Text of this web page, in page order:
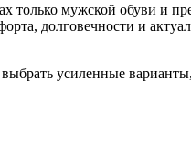
только мужской обуви и
долговечности и
усиленные